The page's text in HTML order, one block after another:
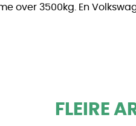
over 3500kg. En
FLEIRE